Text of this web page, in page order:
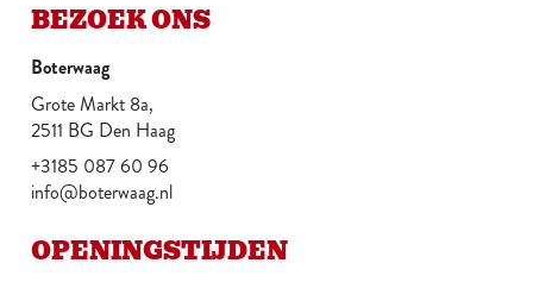
BEZOEK ONS
Boterwaag
Grote Markt 8a,
2511 BG Den Haag
+3185 087 60 96
info@boterwaag.nl
OPENINGSTIJDEN